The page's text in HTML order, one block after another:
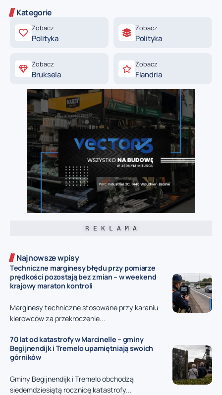
Kategorie
Zobacz
Polityka
Zobacz
Polityka
Zobacz
Bruksela
Zobacz
Flandria
R E K L A M A
Najnowsze wpisy
Techniczne marginesy błędu przy pomiarze
prędkości pozostają bez zmian – w weekend
krajowy maraton kontroli
Marginesy techniczne stosowane przy karaniu
kierowców za przekroczenie...
70 lat od katastrofy w Marcinelle – gminy
Begijnendijk i Tremelo upamiętniają swoich
górników
Gminy Begijnendijk i Tremelo obchodzą
siedemdziesiątą rocznicę katastrofy...